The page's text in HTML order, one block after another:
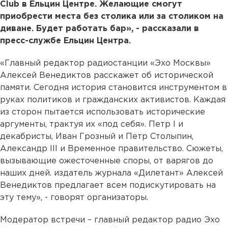
Club в Ельцин Центре. Желающие смогут
приобрести места без столика или за столиком на
диване. Будет работать бар», - рассказали в
пресс-службе Ельцин Центра.
«Главный редактор радиостанции «Эхо Москвы»
Алексей Венедиктов расскажет об исторической
памяти. Сегодня история становится инструментом в
руках политиков и гражданских активистов. Каждая
из сторон пытается использовать исторические
аргументы, трактуя их «под себя». Петр I и
декабристы, Иван Грозный и Петр Столыпин,
Александр III и Временное правительство. Сюжеты,
вызывающие ожесточенные споры, от варягов до
наших дней. издатель журнала «Дилетант» Алексей
Венедиктов предлагает всем подискутировать на
эту тему», - говорят организаторы.
Модератор встречи – главный редактор радио Эхо